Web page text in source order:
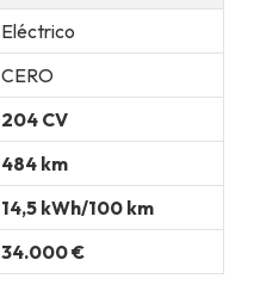
Eléctrico
CERO
204 CV
484 km
14,5 kWh/100 km
34.000 €